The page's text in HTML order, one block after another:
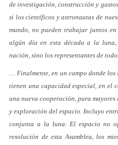
de investigación, construcción y
si los científicos y astronautas de
mundo, no pueden trabajar juntos
algún día en esta década a la luna,
nación, sino los representantes de
… Finalmente, en un campo donde
tienen una capacidad especial, en el
una nueva cooperación, para
y exploración del espacio. Incluyo
conjunta a la luna. El espacio no
resolución de esta Asamblea, los